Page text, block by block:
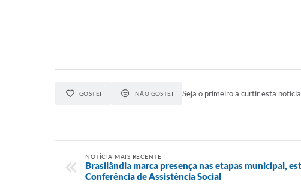
GOSTEI NÃO GOSTEI Seja o primeiro a curtir esta
NOTÍCIA MAIS RECENTE
Brasilândia marca presença nas etapas municipal,
Conferência de Assistência Social